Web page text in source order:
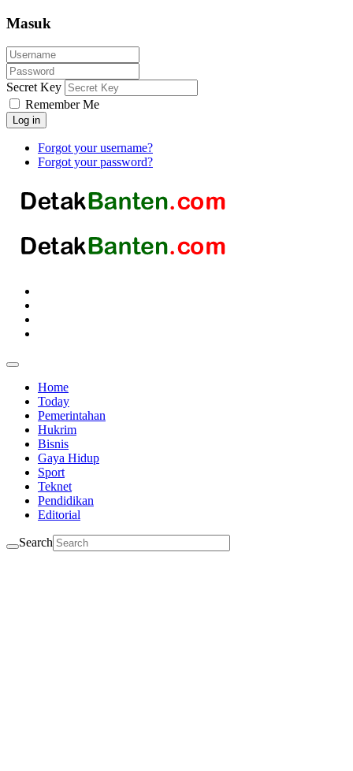
Masuk
Secret Key
Remember Me
Log in
Forgot your username?
Forgot your password?
Home
Today
Pemerintahan
Hukrim
Bisnis
Gaya Hidup
Sport
Teknet
Pendidikan
Editorial
Search